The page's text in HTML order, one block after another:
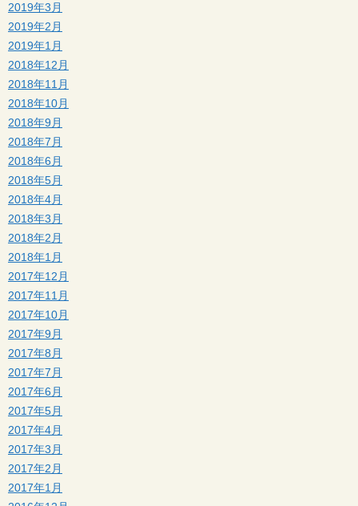
2019年3月
2019年2月
2019年1月
2018年12月
2018年11月
2018年10月
2018年9月
2018年7月
2018年6月
2018年5月
2018年4月
2018年3月
2018年2月
2018年1月
2017年12月
2017年11月
2017年10月
2017年9月
2017年8月
2017年7月
2017年6月
2017年5月
2017年4月
2017年3月
2017年2月
2017年1月